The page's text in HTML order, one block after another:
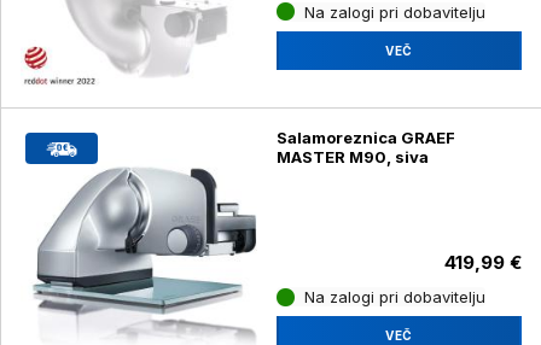
Na zalogi pri dobavitelju
VEČ
Salamoreznica GRAEF
MASTER M90, siva
419,99 €
Na zalogi pri dobavitelju
VEČ